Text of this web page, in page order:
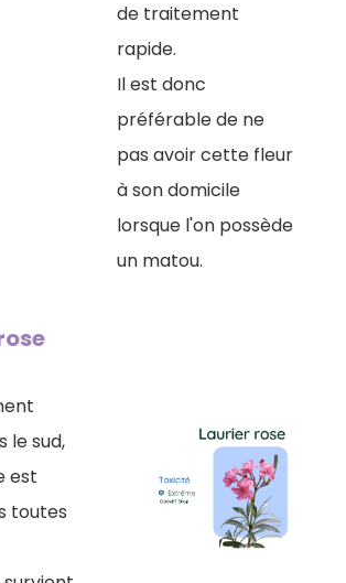
de traitement
rapide.
Il est donc
préférable de ne
pas avoir cette fleur
à son domicile
lorsque l'on possède
un matou.
le sud,
est
toutes